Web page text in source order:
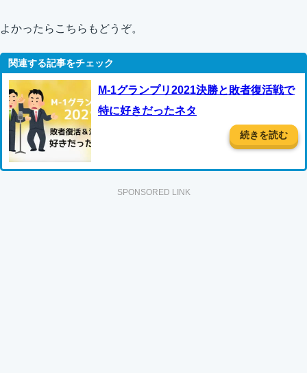
よかったらこちらもどうぞ。
M-1グランプリ2021決勝と敗者復活戦で
特に好きだったネタ
続きを読む
SPONSORED LINK